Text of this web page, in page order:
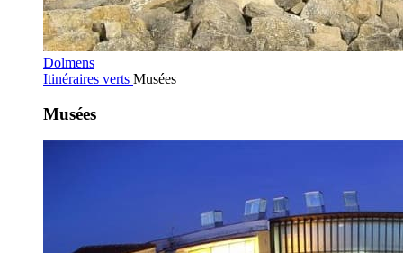
Dolmens
Itinéraires verts Musées
Musées